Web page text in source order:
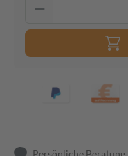
Persönliche Beratung